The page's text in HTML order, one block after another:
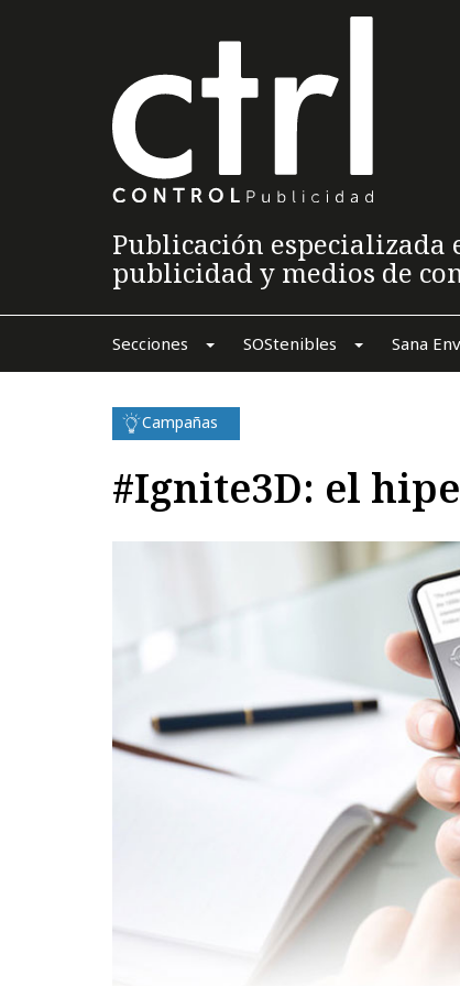
Publicación especializada
publicidad y medios de
Secciones SOStenibles Sana
Campañas
#Ignite3D: el